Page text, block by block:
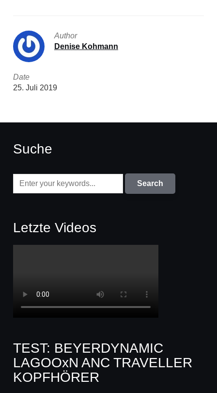
Author
Denise Kohmann
Date
25. Juli 2019
Suche
Letzte Videos
TEST: BEYERDYNAMIC
LAGOOxN ANC TRAVELLER
KOPFHÖRER